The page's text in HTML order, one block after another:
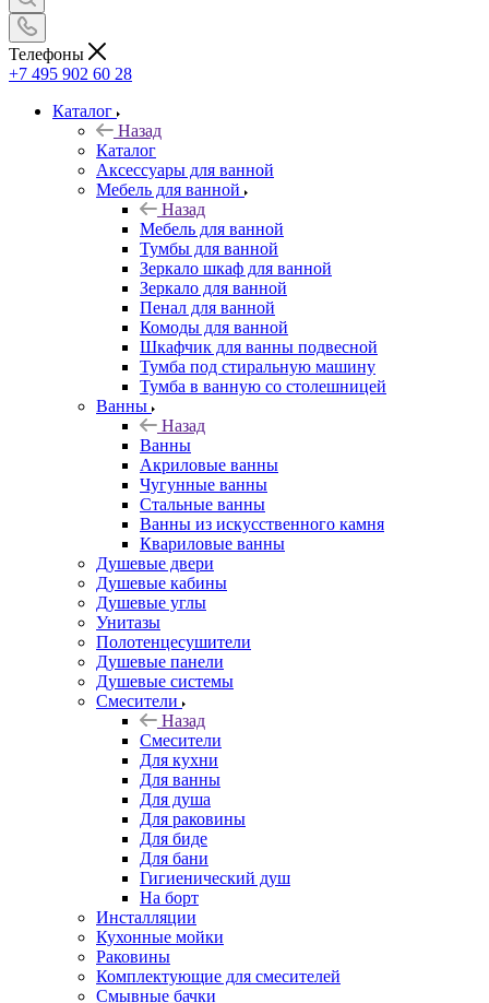
Телефоны
+7 495 902 60 28
Каталог
Назад
Каталог
Аксессуары для ванной
Мебель для ванной
Назад
Мебель для ванной
Тумбы для ванной
Зеркало шкаф для ванной
Зеркало для ванной
Пенал для ванной
Комоды для ванной
Шкафчик для ванны подвесной
Тумба под стиральную машину
Тумба в ванную со столешницей
Ванны
Назад
Ванны
Акриловые ванны
Чугунные ванны
Стальные ванны
Ванны из искусственного камня
Квариловые ванны
Душевые двери
Душевые кабины
Душевые углы
Унитазы
Полотенцесушители
Душевые панели
Душевые системы
Смесители
Назад
Смесители
Для кухни
Для ванны
Для душа
Для раковины
Для биде
Для бани
Гигиенический душ
На борт
Инсталляции
Кухонные мойки
Раковины
Комплектующие для смесителей
Смывные бачки